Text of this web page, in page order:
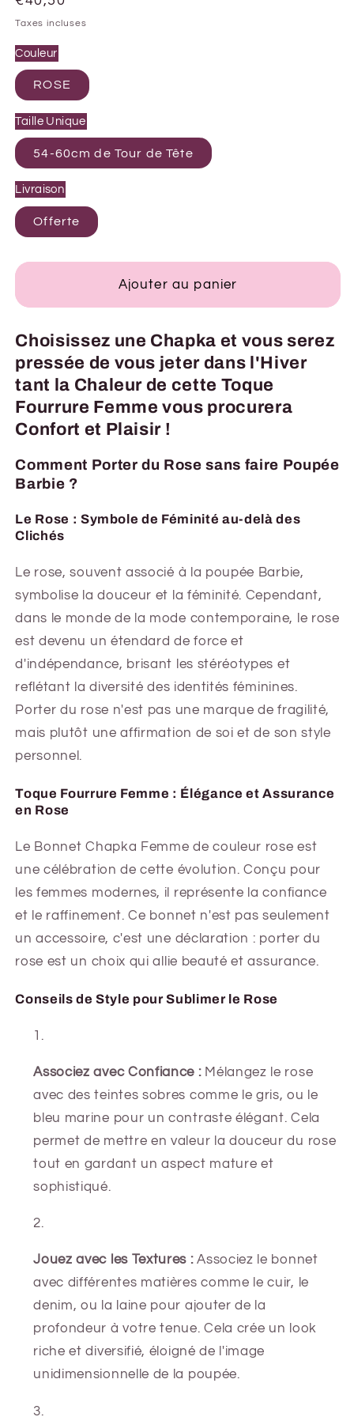
habituel
Taxes incluses
Couleur
ROSE
Taille Unique
54-60cm de Tour de Tête
Livraison
Offerte
Ajouter au panier
Choisissez une Chapka et vous serez
pressée de vous jeter dans l'Hiver
tant la Chaleur de cette Toque
Fourrure Femme vous procurera
Confort et Plaisir !
Comment Porter du Rose sans faire Poupée
Barbie ?
Le Rose : Symbole de Féminité au-delà des
Clichés
Le rose, souvent associé à la poupée Barbie,
symbolise la douceur et la féminité. Cependant,
dans le monde de la mode contemporaine, le rose
est devenu un étendard de force et
d'indépendance, brisant les stéréotypes et
reflétant la diversité des identités féminines.
Porter du rose n'est pas une marque de fragilité,
mais plutôt une affirmation de soi et de son style
personnel.
Toque Fourrure Femme : Élégance et Assurance
en Rose
Le Bonnet Chapka Femme de couleur rose est
une célébration de cette évolution. Conçu pour
les femmes modernes, il représente la confiance
et le raffinement. Ce bonnet n'est pas seulement
un accessoire, c'est une déclaration : porter du
rose est un choix qui allie beauté et assurance.
Conseils de Style pour Sublimer le Rose
Associez avec Confiance : Mélangez le rose
avec des teintes sobres comme le gris, ou le
bleu marine pour un contraste élégant. Cela
permet de mettre en valeur la douceur du rose
tout en gardant un aspect mature et
sophistiqué.
Jouez avec les Textures : Associez le bonnet
avec différentes matières comme le cuir, le
denim, ou la laine pour ajouter de la
profondeur à votre tenue. Cela crée un look
riche et diversifié, éloigné de l'image
unidimensionnelle de la poupée.